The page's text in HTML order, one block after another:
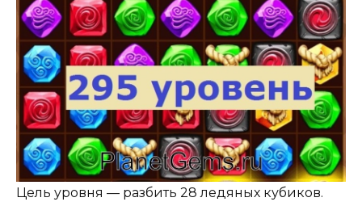
Цель уровня — разбить 28 ледяных кубиков.